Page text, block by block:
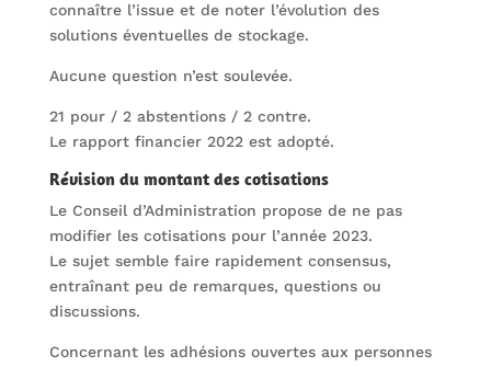
connaître l’issue et de noter l’évolution des
solutions éventuelles de stockage.
Aucune question n’est soulevée.
21 pour / 2 abstentions / 2 contre.
Le rapport financier 2022 est adopté.
Révision du montant des cotisations
Le Conseil d’Administration propose de ne pas
modifier les cotisations pour l’année 2023.
Le sujet semble faire rapidement consensus,
entraînant peu de remarques, questions ou
discussions.
Concernant les adhésions ouvertes aux personnes